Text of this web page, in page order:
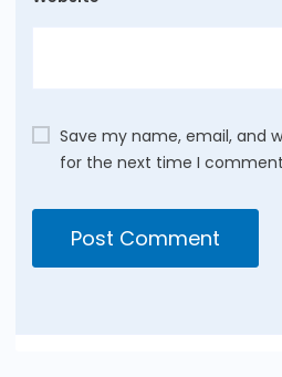
Save my name, email, and
for the next time I